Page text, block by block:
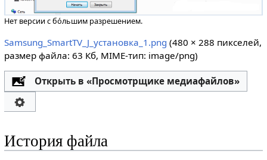
Нет версии с бо́льшим разрешением.
Samsung_SmartTV_J_установка_1.png (480 × 288 пикселей,
размер файла: 63 Кб, MIME-тип: image/png)
Открыть в «Просмотрщике медиафайлов»
История файла